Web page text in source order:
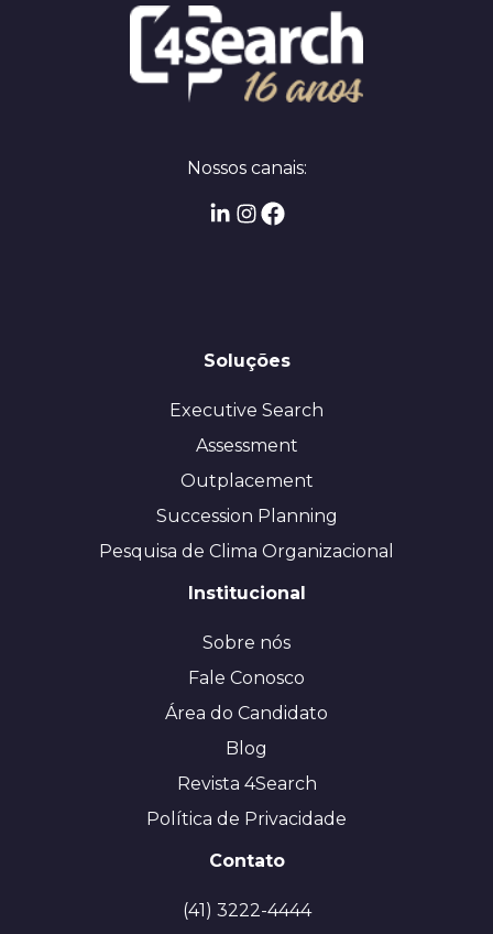
Nossos canais:
Soluções
Executive Search
Assessment
Outplacement
Succession Planning
Pesquisa de Clima Organizacional
Institucional
Sobre nós
Fale Conosco
Área do Candidato
Blog
Revista 4Search
Política de Privacidade
Contato
(41) 3222-4444